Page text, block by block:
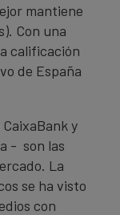
mantiene
Con una
calificación
de España
y
- son las
La
se ha visto
con